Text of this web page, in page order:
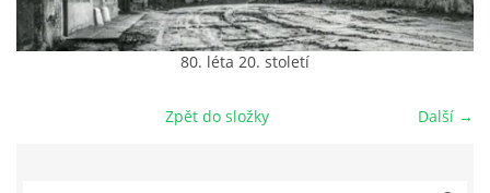
DŮL NA SLÍDU (NA KOLE)80. léta 20. století
Další →
Zpět do složky